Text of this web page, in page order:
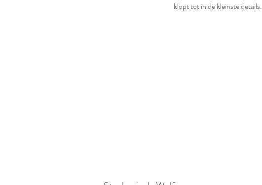
klopt tot in de kleinste details.